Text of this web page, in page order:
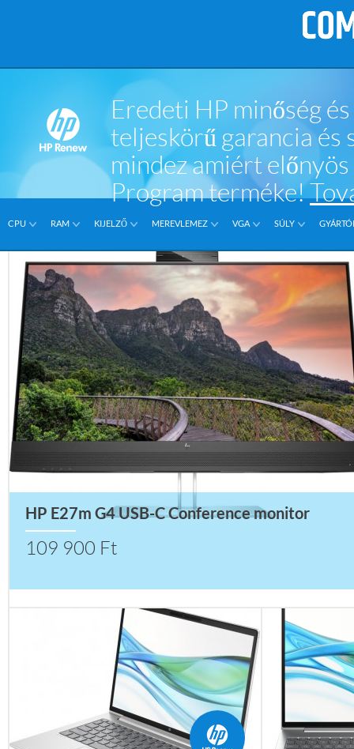
Eredeti HP minőség
teljeskörű garancia és
mindez amiért
Program terméke!
CPU RAM KIJELZŐ MEREVLEMEZ VGA SÚLY
HP E27m G4 USB-C Conference monitor
109 900 Ft